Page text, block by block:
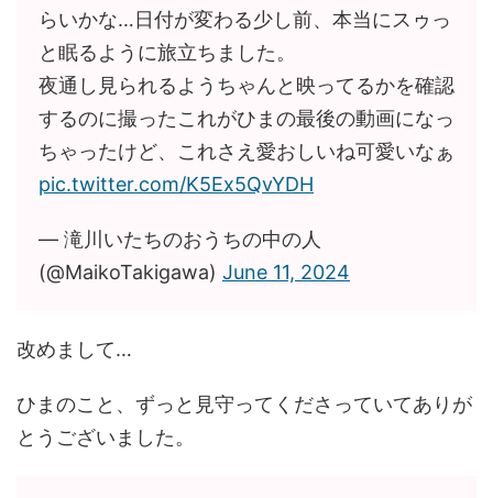
らいかな…日付が変わる少し前、本当にスゥっ
と眠るように旅立ちました。
夜通し見られるようちゃんと映ってるかを確認
するのに撮ったこれがひまの最後の動画になっ
ちゃったけど、これさえ愛おしいね可愛いなぁ
pic.twitter.com/K5Ex5QvYDH
— 滝川いたちのおうちの中の人
(@MaikoTakigawa) June 11, 2024
改めまして…
ひまのこと、ずっと見守ってくださっていてありが
とうございました。